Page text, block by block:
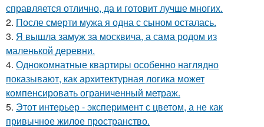
справляется отлично, да и готовит лучше многих.
2. После смерти мужа я одна с сыном осталась.
3. Я вышла замуж за москвича, а сама родом из
маленькой деревни.
4. Однокомнатные квартиры особенно наглядно
показывают, как архитектурная логика может
компенсировать ограниченный метраж.
5. Этот интерьер - эксперимент с цветом, а не как
привычное жилое пространство.